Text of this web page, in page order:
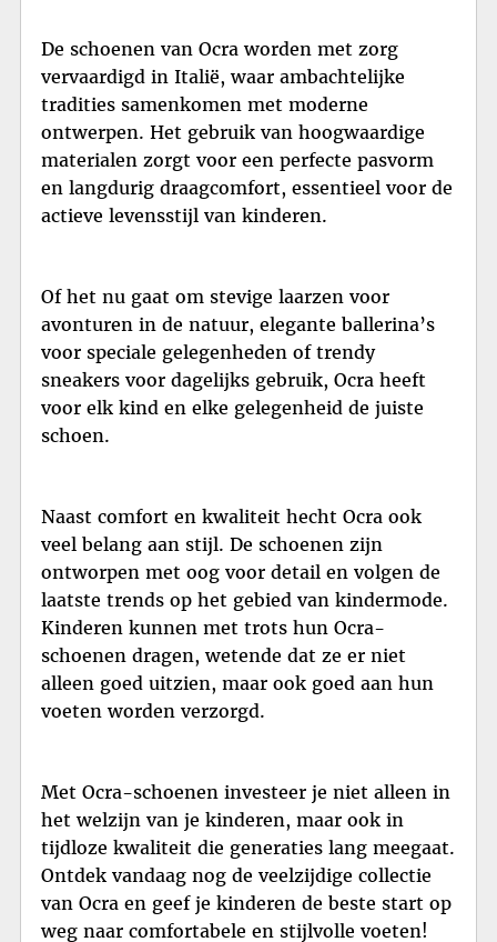
De schoenen van Ocra worden met zorg
vervaardigd in Italië, waar ambachtelijke
tradities samenkomen met moderne
ontwerpen. Het gebruik van hoogwaardige
materialen zorgt voor een perfecte pasvorm
en langdurig draagcomfort, essentieel voor de
actieve levensstijl van kinderen.
Of het nu gaat om stevige laarzen voor
avonturen in de natuur, elegante ballerina’s
voor speciale gelegenheden of trendy
sneakers voor dagelijks gebruik, Ocra heeft
voor elk kind en elke gelegenheid de juiste
schoen.
Naast comfort en kwaliteit hecht Ocra ook
veel belang aan stijl. De schoenen zijn
ontworpen met oog voor detail en volgen de
laatste trends op het gebied van kindermode.
Kinderen kunnen met trots hun Ocra-
schoenen dragen, wetende dat ze er niet
alleen goed uitzien, maar ook goed aan hun
voeten worden verzorgd.
Met Ocra-schoenen investeer je niet alleen in
het welzijn van je kinderen, maar ook in
tijdloze kwaliteit die generaties lang meegaat.
Ontdek vandaag nog de veelzijdige collectie
van Ocra en geef je kinderen de beste start op
weg naar comfortabele en stijlvolle voeten!